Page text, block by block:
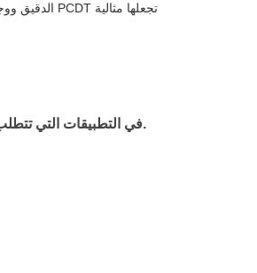
الدقيق
: يتم استخدام PCDT في التطبيقات التي تتطلب فيها كل من القوة والمرونة ، كما هو الحال في أنواع معينة من الأقمشة الصناعية.